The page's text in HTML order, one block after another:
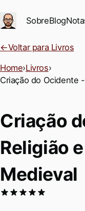
Ir para conteúdo
SobreBlog
←Voltar para Livros
Home›Livros›
Criação do Ocidente
Criação
Religião
Medieval